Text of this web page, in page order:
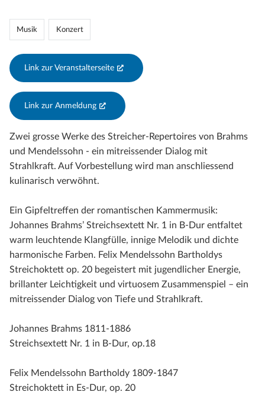
Musik Konzert
Link zur Veranstalterseite (External Link)
Link zur Anmeldung (External Link)
Zwei grosse Werke des Streicher-Repertoires von Brahms
und Mendelssohn - ein mitreissender Dialog mit
Strahlkraft. Auf Vorbestellung wird man anschliessend
kulinarisch verwöhnt.
Ein Gipfeltreffen der romantischen Kammermusik:
Johannes Brahms’ Streichsextett Nr. 1 in B-Dur entfaltet
warm leuchtende Klangfülle, innige Melodik und dichte
harmonische Farben. Felix Mendelssohn Bartholdys
Streichoktett op. 20 begeistert mit jugendlicher Energie,
brillanter Leichtigkeit und virtuosem Zusammenspiel – ein
mitreissender Dialog von Tiefe und Strahlkraft.
Johannes Brahms 1811-1886
Streichsextett Nr. 1 in B-Dur, op.18
Felix Mendelssohn Bartholdy 1809-1847
Streichoktett in Es-Dur, op. 20​